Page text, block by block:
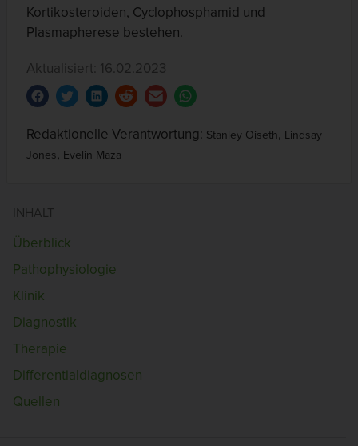
Kortikosteroiden, Cyclophosphamid und
Plasmapherese bestehen.
Aktualisiert: 16.02.2023
Redaktionelle Verantwortung: Stanley Oiseth, Lindsay
Jones, Evelin Maza
INHALT
Überblick
Pathophysiologie
Klinik
Diagnostik
Therapie
Differentialdiagnosen
Quellen